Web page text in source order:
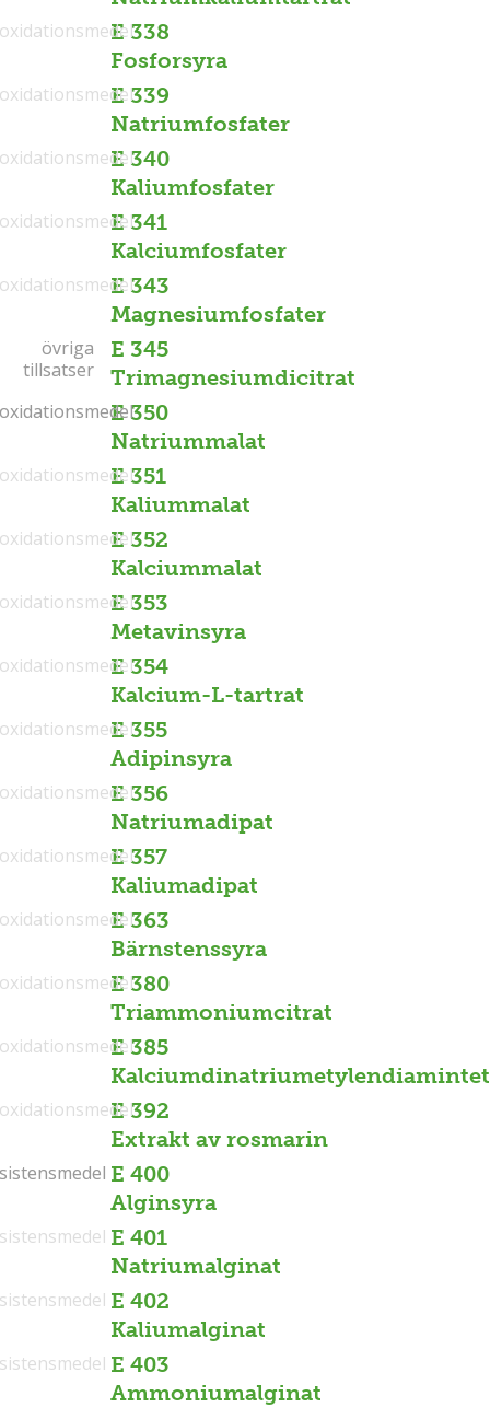
E 338
Fosforsyra
E 339
Natriumfosfater
E 340
Kaliumfosfater
E 341
Kalciumfosfater
E 343
Magnesiumfosfater
E 345
Trimagnesiumdicitrat
övriga
tillsatser
övriga
tillsatser
E 350
Natriummalat
E 351
Kaliummalat
E 352
Kalciummalat
E 353
Metavinsyra
E 354
Kalcium-L-tartrat
E 355
Adipinsyra
E 356
Natriumadipat
E 357
Kaliumadipat
E 363
Bärnstenssyra
E 380
Triammoniumcitrat
E 385
E 392
Extrakt av rosmarin
E 400
Alginsyra
E 401
Natriumalginat
E 402
Kaliumalginat
E 403
Ammoniumalginat